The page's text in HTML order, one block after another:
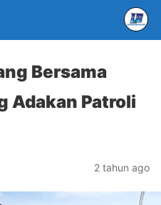
Bersama
Adakan Patroli
2 tahun ago